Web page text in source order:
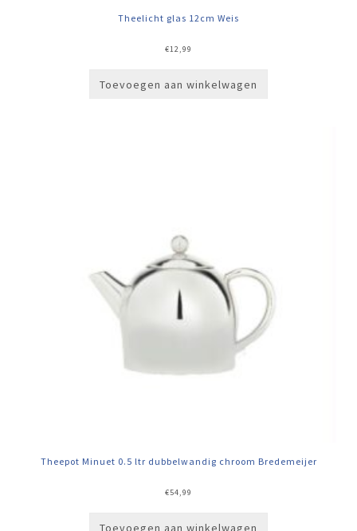
Theelicht glas 12cm Weis
€12,99
Toevoegen aan winkelwagen
Theepot Minuet 0.5 ltr dubbelwandig chroom Bredemeijer
€54,99
Toevoegen aan winkelwagen